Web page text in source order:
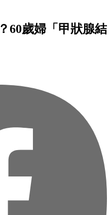
60歲婦「甲狀腺結